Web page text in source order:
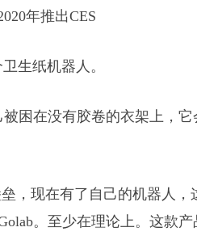
年推出CES
生纸机器人。
困在没有胶卷的衣架上，
，现在有了自己的机器人，
。至少在理论上。这款